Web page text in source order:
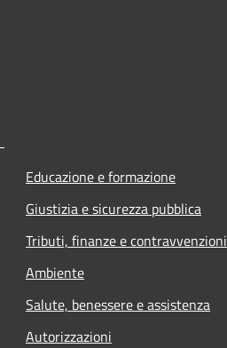
Educazione e formazione
Giustizia e sicurezza pubblica
Tributi, finanze e contravvenzioni
Ambiente
Salute, benessere e assistenza
Autorizzazioni